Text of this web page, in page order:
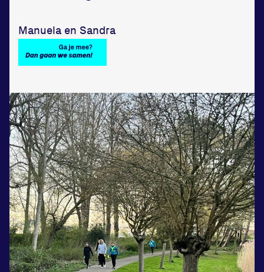
Manuela en Sandra